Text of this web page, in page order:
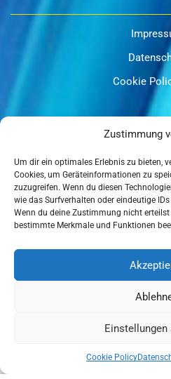
Zustimmung
Um dir ein optimales Erlebnis zu bieten,
Cookies, um Geräteinformationen zu
zuzugreifen. Wenn du diesen
wie das Surfverhalten oder eindeutige
Wenn du deine Zustimmung nicht
bestimmte Merkmale und Funktionen
Einstellungen
Cookie Policy
Cookie
UNSERE
ISO 9001
Shop